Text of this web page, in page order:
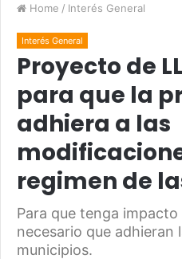
Home / Interés General
Interés General
Proyecto de
para que la
adhiera a las
regimen de
Para que tenga
necesario que adhieran
municipios.